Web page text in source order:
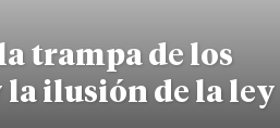
trampa de los
la ilusión de la ley